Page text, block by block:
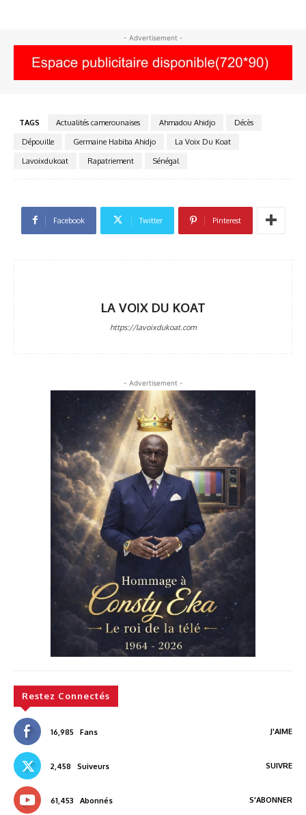
- Advertisement -
TAGS Actualités camerounaises Ahmadou Ahidjo
Décès
Dépouille
Germaine Habiba Ahidjo
La Voix Du Koat
Lavoixdukoat
Rapatriement Sénégal
Facebook Twitter Pinterest
LA VOIX DU KOAT
https://lavoixdukoat.com
- Advertisement -
Restez Connectés
16,985 Fans J'AIME
2,458 Suiveurs SUIVRE
61,453 Abonnés S'ABONNER